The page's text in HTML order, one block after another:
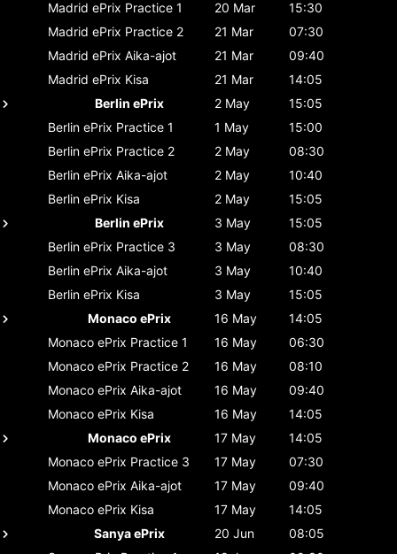
Madrid ePrix Practice 1 20 Mar
15:30
Madrid ePrix Practice 2 21 Mar
07:30
Madrid ePrix Aika-ajot 21 Mar
09:40
Madrid ePrix Kisa 21 Mar
14:05
Berlin ePrix
2 May
15:05
Berlin ePrix Practice 1 1 May
15:00
Berlin ePrix Practice 2 2 May
08:30
Berlin ePrix Aika-ajot 2 May
10:40
Berlin ePrix Kisa 2 May
15:05
Berlin ePrix
3 May
15:05
Berlin ePrix Practice 3 3 May
08:30
Berlin ePrix Aika-ajot 3 May
10:40
Berlin ePrix Kisa 3 May
15:05
Monaco ePrix
16 May
14:05
Monaco ePrix Practice 1 16 May
06:30
Monaco ePrix Practice 2 16 May
08:10
Monaco ePrix Aika-ajot 16 May
09:40
Monaco ePrix Kisa 16 May
14:05
Monaco ePrix
17 May
14:05
Monaco ePrix Practice 3 17 May
07:30
Monaco ePrix Aika-ajot 17 May
09:40
Monaco ePrix Kisa 17 May
14:05
Sanya ePrix
20 Jun
08:05